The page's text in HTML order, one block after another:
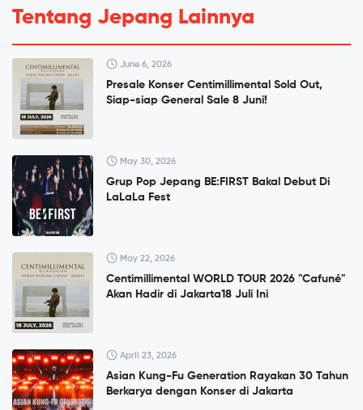
Tentang Jepang Lainnya
June 6, 2026
Presale Konser Centimillimental Sold Out,
Siap-siap General Sale 8 Juni!
May 30, 2026
Grup Pop Jepang BE:FIRST Bakal Debut Di
LaLaLa Fest
May 22, 2026
Centimillimental WORLD TOUR 2026 "Cafuné"
Akan Hadir di Jakarta18 Juli Ini
April 23, 2026
Asian Kung-Fu Generation Rayakan 30 Tahun
Berkarya dengan Konser di Jakarta